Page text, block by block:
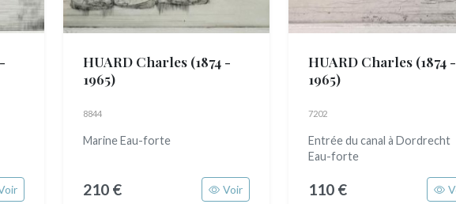
HUARD Charles (1874 -
1965)
8844
Marine Eau-forte
210 € Voir
HUARD Charles (1874 -
1965)
7202
Entrée du canal à Dordrecht
Eau-forte
110 €